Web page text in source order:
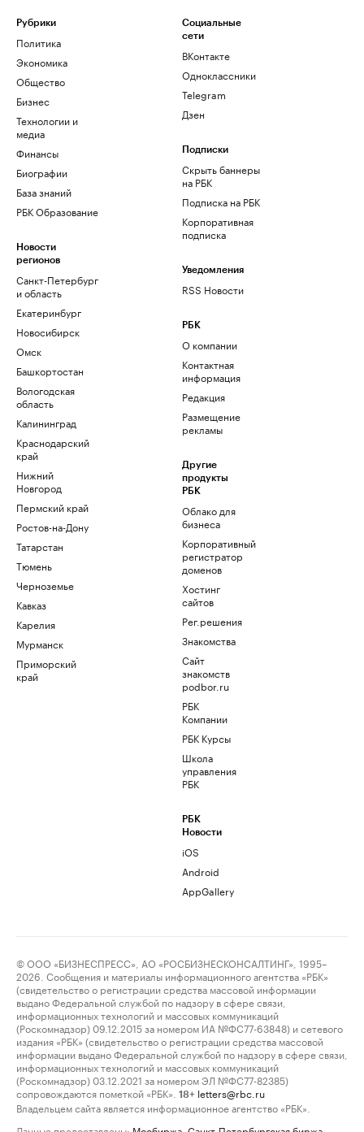
Рубрики
Политика
Экономика
Общество
Бизнес
Технологии и
медиа
Финансы
Биографии
База знаний
РБК Образование
Новости
регионов
Санкт-Петербург
и область
Екатеринбург
Новосибирск
Омск
Башкортостан
Вологодская
область
Калининград
Краснодарский
край
Нижний
Новгород
Пермский край
Ростов-на-Дону
Татарстан
Тюмень
Черноземье
Кавказ
Карелия
Мурманск
Приморский
край
Социальные
сети
ВКонтакте
Одноклассники
Telegram
Дзен
Подписки
Скрыть баннеры
на РБК
Подписка на РБК
Корпоративная
подписка
Уведомления
RSS Новости
РБК
О компании
Контактная
информация
Редакция
Размещение
рекламы
Другие
продукты
РБК
Облако для
бизнеса
Корпоративный
регистратор
доменов
Хостинг
сайтов
Рег.решения
Знакомства
Сайт
знакомств
podbor.ru
РБК
Компании
РБК Курсы
Школа
управления
РБК
РБК
Новости
iOS
Android
AppGallery
© ООО «БИЗНЕСПРЕСС», АО «РОСБИЗНЕСКОНСАЛТИНГ», 1995–
2026. Сообщения и материалы информационного агентства «РБК»
(свидетельство о регистрации средства массовой информации
выдано Федеральной службой по надзору в сфере связи,
информационных технологий и массовых коммуникаций
(Роскомнадзор) 09.12.2015 за номером ИА №ФС77-63848) и сетевого
издания «РБК» (свидетельство о регистрации средства массовой
информации выдано Федеральной службой по надзору в сфере связи,
информационных технологий и массовых коммуникаций
(Роскомнадзор) 03.12.2021 за номером ЭЛ №ФС77-82385)
сопровождаются пометкой «РБК».
18+ letters@rbc.ru
Владельцем сайта является информационное агентство «РБК».